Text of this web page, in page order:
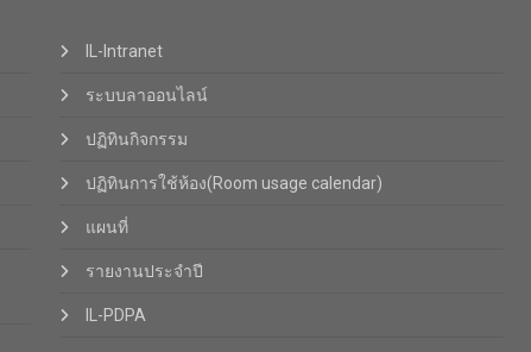
IL-Intranet
ระบบลาออนไลน์
ปฏิทินกิจกรรม
ปฏิทินการใช้ห้อง(Room usage calendar)
แผนที่
รายงานประจำปี
IL-PDPA